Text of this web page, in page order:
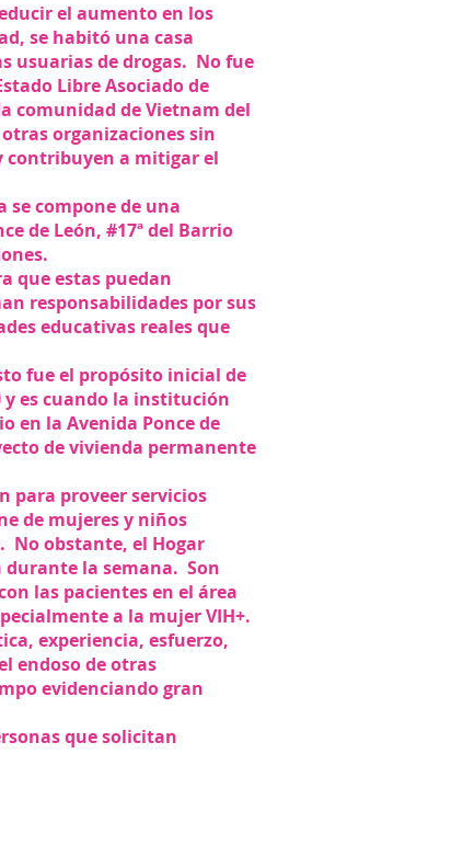
el aumento en los
se habitó una casa
usuarias de drogas. No fue
Libre Asociado de
comunidad de Vietnam del
organizaciones sin
contribuyen a mitigar el
se compone de una
de León, #17ª del Barrio
que estas puedan
responsabilidades por sus
educativas reales que
fue el propósito inicial de
y es cuando la institución
en la Avenida Ponce de
de vivienda permanente
para proveer servicios
de mujeres y niños
No obstante, el Hogar
durante la semana. Son
las pacientes en el área
a la mujer VIH+.
experiencia, esfuerzo,
endoso de otras
evidenciando gran
que solicitan